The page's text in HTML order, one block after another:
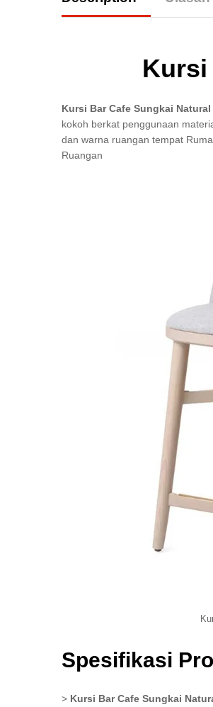
Kursi
Kursi Bar Cafe Sungkai
kokoh berkat penggunaan
dan warna ruangan tempat
Ruangan
Spesifikasi
> Kursi Bar Cafe Sungkai